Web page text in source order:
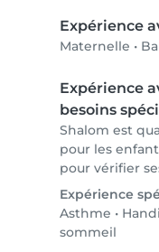
Expérience
Maternelle •
Expérience
besoins
Shalom est
pour les
pour vérifier
Expérience
Asthme •
sommeil